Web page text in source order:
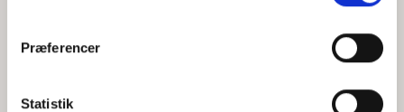
Præferencer
Statistik